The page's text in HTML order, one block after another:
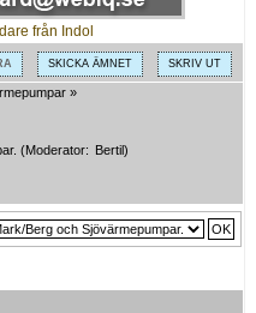
SKICKA ÄMNET SKRIV UT
»
(Moderator: Bertil)